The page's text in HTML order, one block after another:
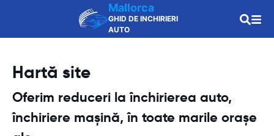
Mallorca
GHID DE INCHIRIERI
AUTO
Hartă site
Oferim reduceri la închirierea auto,
închiriere mașină, în toate marile orașe